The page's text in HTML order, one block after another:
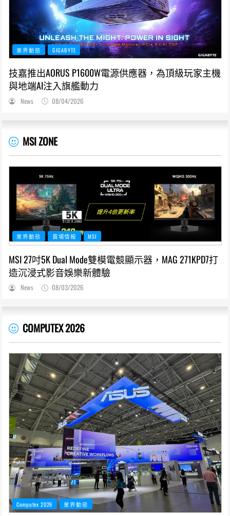
業界動態 GIGABYTE
技嘉推出AORUS P1600W電源供應器，為頂級玩家主機
與地端AI注入旗艦動力
News 08/04/2026
MSI ZONE
業界動態 賣場情報 MSI
MSI 27吋5K Dual Mode雙模電競顯示器，MAG 271KPD7打
造沉浸式影音娛樂新體驗
News 08/03/2026
COMPUTEX 2026
Computex 2026 業界動態